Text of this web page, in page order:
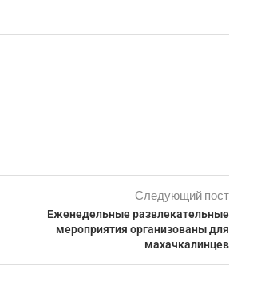
Следующий пост
Еженедельные развлекательные
мероприятия организованы для
махачкалинцев